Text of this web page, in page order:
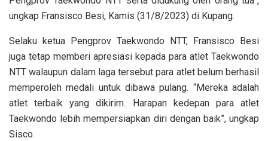
ungkap Fransisco Besi, Kamis (31/8/2023) di Kupang.
Selaku ketua Pengprov Taekwondo NTT, Fransisco Besi
juga tetap memberi apresiasi kepada para atlet Taekwondo
NTT walaupun dalam laga tersebut para atlet belum berhasil
memperoleh medali untuk dibawa pulang. “Mereka adalah
atlet terbaik yang dikirim. Harapan kedepan para atlet
Taekwondo lebih mempersiapkan diri dengan baik”, ungkap
Sisco.